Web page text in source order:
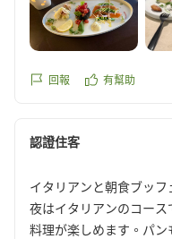
牟礼駅を降りると親切
送迎いただきました。
私が一番良かったのはご
す。夜はバーでお酒や
Spaもアメニティやアイ
回報 有幫助
認證住客
イタリアンと朝食ブッ
夜はイタリアンのコー
料理が楽しめます。パン